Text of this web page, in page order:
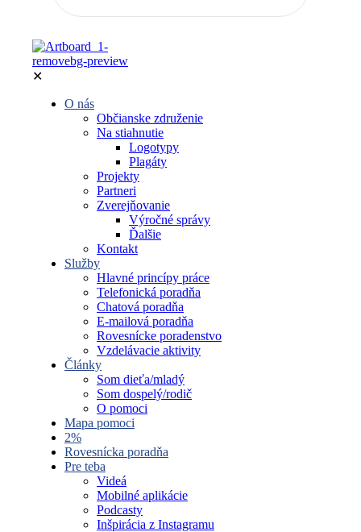
✕
O nás
Občianske združenie
Na stiahnutie
Logotypy
Plagáty
Projekty
Partneri
Zverejňovanie
Výročné správy
Ďalšie
Kontakt
Služby
Hlavné princípy práce
Telefonická poradňa
Chatová poradňa
E-mailová poradňa
Rovesnícke poradenstvo
Vzdelávacie aktivity
Články
Som dieťa/mladý
Som dospelý/rodič
O pomoci
Mapa pomoci
2%
Rovesnícka poradňa
Pre teba
Videá
Mobilné aplikácie
Podcasty
Inšpirácia z Instagramu